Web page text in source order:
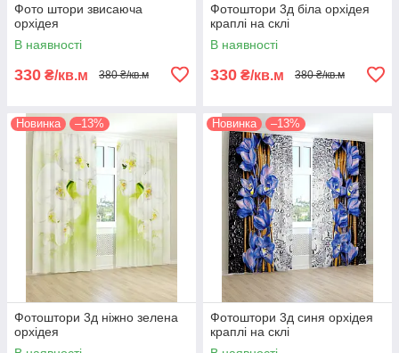
Фото штори звисаюча
орхідея
В наявності
330 ₴/кв.м 380 ₴/кв.м
Фотоштори 3д біла орхідея
краплі на склі
В наявності
330 ₴/кв.м 380 ₴/кв.м
Новинка –13%
Фотоштори 3д ніжно зелена
орхідея
Новинка –13%
Фотоштори 3д синя орхідея
краплі на склі